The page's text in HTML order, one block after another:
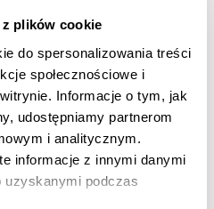
plików cookie
do spersonalizowania treści
społecznościowe i
Informacje o tym, jak
udostępniamy partnerom
i analitycznym.
informacje z innymi danymi
uzyskanymi podczas